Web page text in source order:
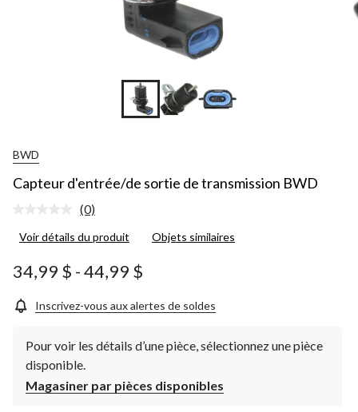
BWD
Capteur d'entrée/de sortie de transmission BWD
Aucune
pour
produit.
Lien
la
même
(0)
Voir détails du produit Objets similaires
34,99 $ -44,99 $
Inscrivez-vous aux alertes de soldes
Pour voir les détails d’une pièce, sélectionnez une pièce
disponible.
Magasiner par pièces disponibles